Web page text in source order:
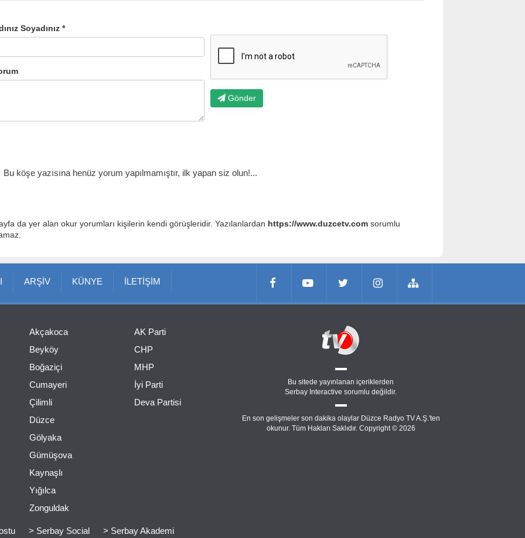
Soyadınız *
Gönder
Bu köşe yazısına henüz yorum yapılmamıştır, ilk yapan siz olun!...
da yer alan okur yorumları kişilerin kendi görüşleridir. Yazılanlardan https://www.duzcetv.comsorumlu
ARŞİV KÜNYE İLETİŞİM
Akçakoca
Beyköy
Boğaziçi
Cumayeri
Çilimli
Düzce
Gölyaka
Gümüşova
Kaynaşlı
Yığılca
Zonguldak
AK Parti
CHP
MHP
İyi Parti
Deva Partisi
Bu sitede yayınlanan içeriklerden
Serbay Interactive sorumlu değildir.
En son gelişmeler son dakika olaylar Düzce Radyo TV A.Ş.'ten
okunur. Tüm Hakları Saklıdır. Copyright © 2026
> Serbay Social > Serbay Akademi